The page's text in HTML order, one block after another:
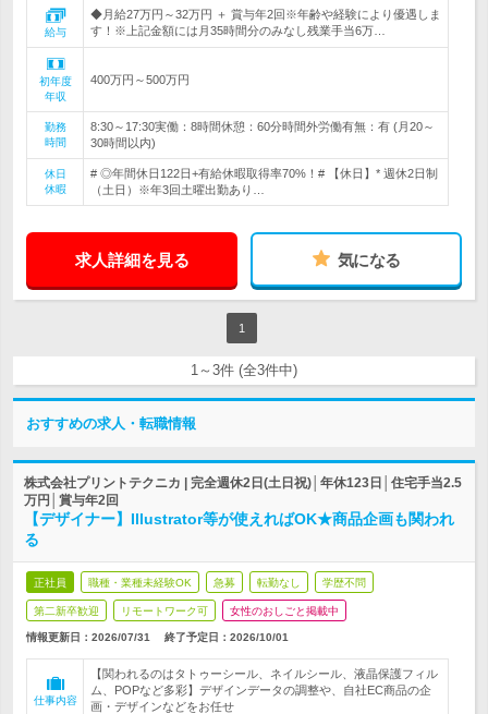
給与
◆月給27万円～32万円 ＋ 賞与年2回※年齢や経験により優遇しま
す！※上記金額には月35時間分のみなし残業手当6万…
初年度
年収
400万円～500万円
勤務
時間
8:30～17:30実働：8時間休憩：60分時間外労働有無：有 (月20～
30時間以内)
休日
休暇
# ◎年間休日122日+有給休暇取得率70%！# 【休日】* 週休2日制
（土日）※年3回土曜出勤あり…
求人詳細を見る 気になる
1
1～3件 (全3件中)
おすすめの求人・転職情報
株式会社プリントテクニカ | 完全週休2日(土日祝)│年休123日│住宅手当2.5
万円│賞与年2回
【デザイナー】Illustrator等が使えればOK★商品企画も関われ
る
正社員 職種・業種未経験OK 急募 転勤なし 学歴不問
第二新卒歓迎 リモートワーク可 女性のおしごと掲載中
情報更新日：2026/07/31 終了予定日： 2026/10/01
仕事内容
【関われるのはタトゥーシール、ネイルシール、液晶保護フィル
ム、POPなど多彩】デザインデータの調整や、自社EC商品の企
画・デザインなどをお任せ